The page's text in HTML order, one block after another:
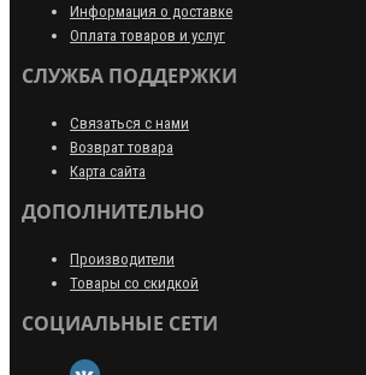
Информация о доставке
Оплата товаров и услуг
СЛУЖБА ПОДДЕРЖКИ
Связаться с нами
Возврат товара
Карта сайта
ДОПОЛНИТЕЛЬНО
Производители
Товары со скидкой
СОЦИАЛЬНЫЕ СЕТИ